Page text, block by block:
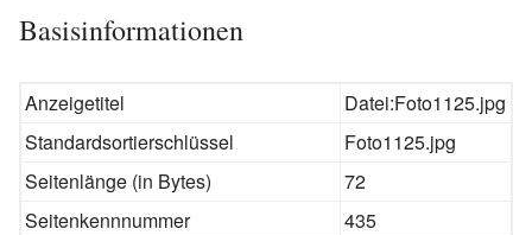
Basisinformationen
Anzeigetitel
Datei:Foto1125.jpg
Standardsortierschlüssel
Foto1125.jpg
Seitenlänge (in Bytes)
72
Seitenkennnummer
435